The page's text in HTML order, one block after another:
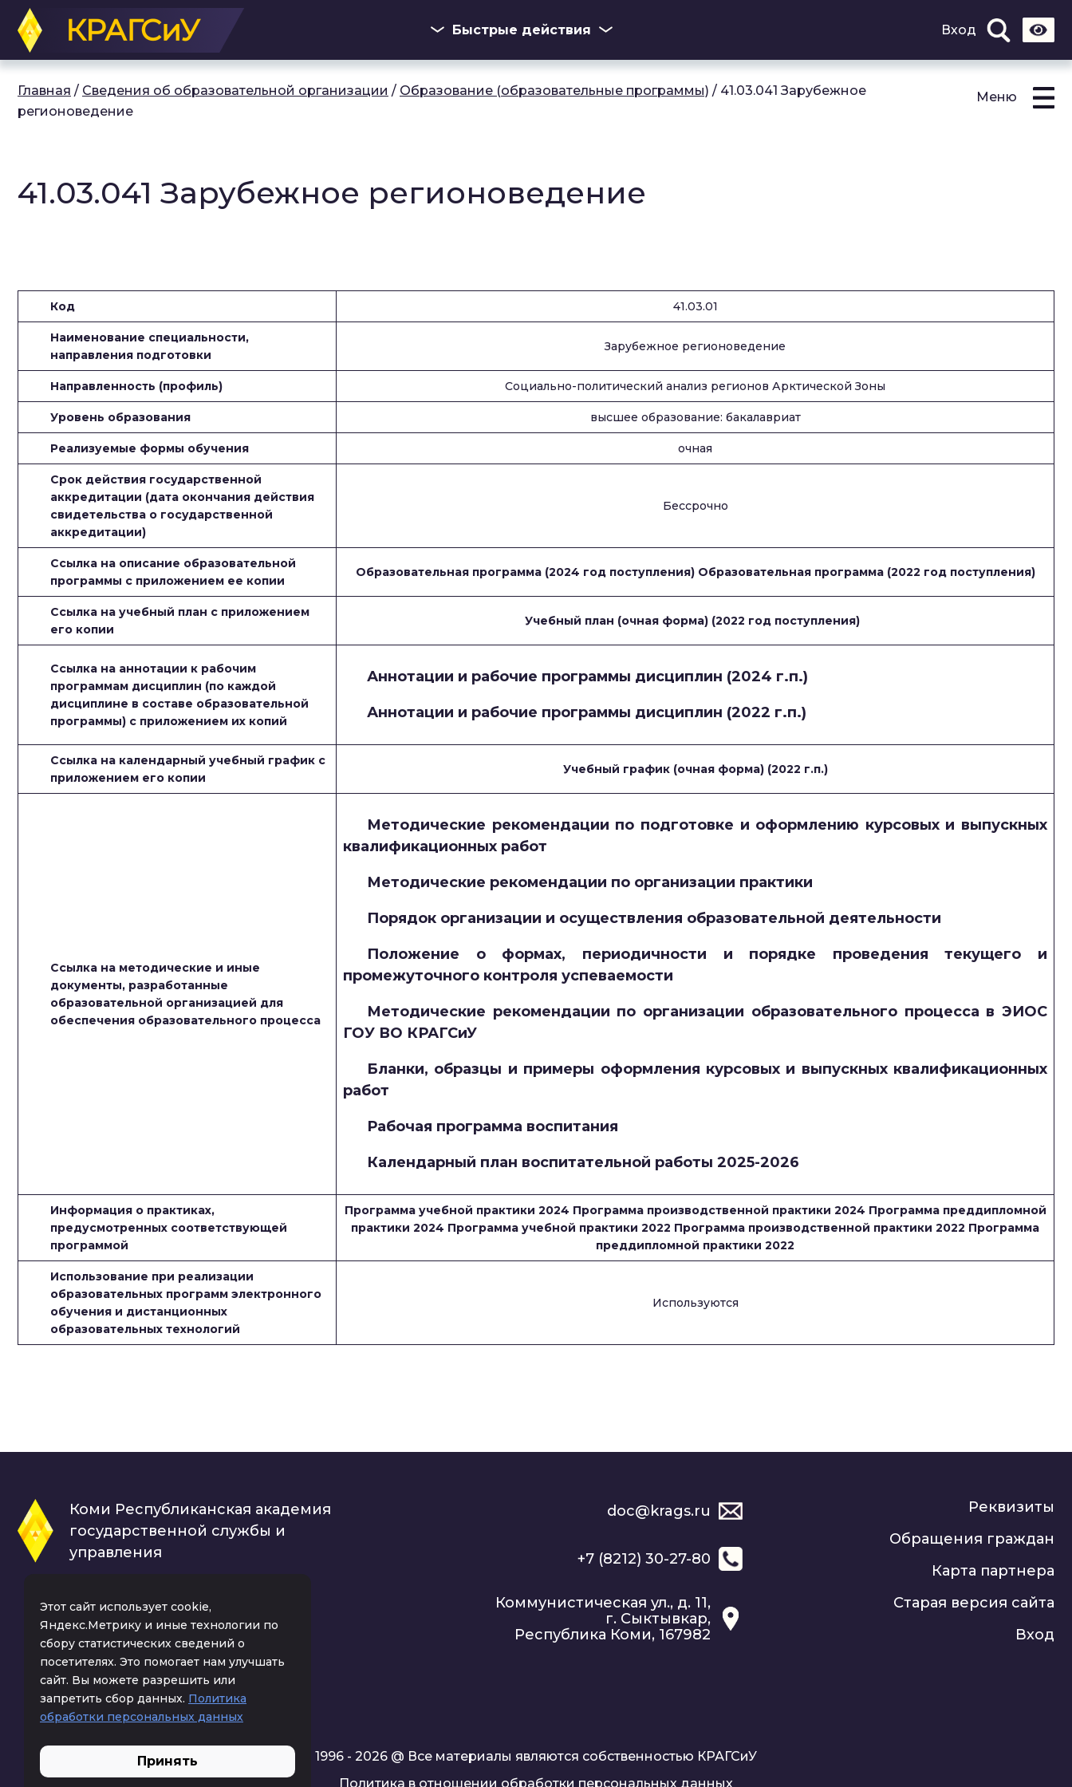
Перейти
основному
содержанию
Быстрые действия Вход
Главная / Сведения об образовательной организации / Образование (образовательные программы) / 41.03.041 Зарубежное
регионоведение
Меню
41.03.041 Зарубежное регионоведение
Код 41.03.01
Наименование специальности,
направления подготовки
Зарубежное регионоведение
Направленность (профиль) Социально-политический анализ регионов Арктической Зоны
Уровень образования высшее образование: бакалавриат
Реализуемые формы обучения очная
Срок действия государственной
аккредитации (дата окончания действия
свидетельства о государственной
аккредитации)
Бессрочно
Ссылка на описание образовательной
программы с приложением ее копии
Образовательная программа (2024 год поступления) Образовательная программа (2022 год поступления)
Ссылка на учебный план с приложением
его копии
Учебный план (очная форма) (2022 год поступления)
Ссылка на аннотации к рабочим
программам дисциплин (по каждой
дисциплине в составе образовательной
программы) с приложением их копий
Аннотации и рабочие программы дисциплин (2024 г.п.)
Аннотации и рабочие программы дисциплин (2022 г.п.)
Ссылка на календарный учебный график с
приложением его копии
Учебный график (очная форма) (2022 г.п.)
Ссылка на методические и иные
документы, разработанные
образовательной организацией для
обеспечения образовательного процесса
Методические рекомендации по подготовке и оформлению курсовых и выпускных
квалификационных работ
Методические рекомендации по организации практики
Порядок организации и осуществления образовательной деятельности
Положение о формах, периодичности и порядке проведения текущего и
промежуточного контроля успеваемости
Методические рекомендации по организации образовательного процесса в ЭИОС
ГОУ ВО КРАГСиУ
Бланки, образцы и примеры оформления курсовых и выпускных квалификационных
работ
Рабочая программа воспитания
Календарный план воспитательной работы 2025-2026
Информация о практиках,
предусмотренных соответствующей
программой
Программа учебной практики 2024 Программа производственной практики 2024 Программа преддипломной
практики 2024 Программа учебной практики 2022 Программа производственной практики 2022 Программа
преддипломной практики 2022
Использование при реализации
образовательных программ электронного
обучения и дистанционных
образовательных технологий
Используются
Коми Республиканская академия
государственной службы и
управления
doc@krags.ru
+7 (8212) 30-27-80
Коммунистическая ул., д. 11,
г. Сыктывкар,
Республика Коми, 167982
Реквизиты
Обращения граждан
Карта партнера
Старая версия сайта
Вход
1996 - 2026 @ Все материалы являются собственностью КРАГСиУ
Политика в отношении обработки персональных данных
Этот сайт использует cookie,
Яндекс.Метрику и иные технологии по
сбору статистических сведений о
посетителях. Это помогает нам улучшать
сайт. Вы можете разрешить или
запретить сбор данных. Политика
обработки персональных данных
Принять